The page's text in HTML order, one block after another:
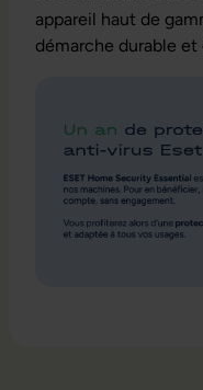
appareil haut de
démarche durable et